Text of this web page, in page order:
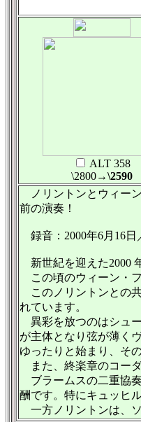
ALT 358
\2800→\2590
ノリントンとウィー
前の演奏！
録音：2000年6月16日
新世紀を迎えた2000
この頃のウィーン・
このノリントンとの
れています。
異彩を放つのはシュ
が主体となり弦が薄く
ゆったりと始まり、そ
また、終楽章のコー
ブラームスの二重協
酬です。特にキュッヒ
一方ノリントンは、